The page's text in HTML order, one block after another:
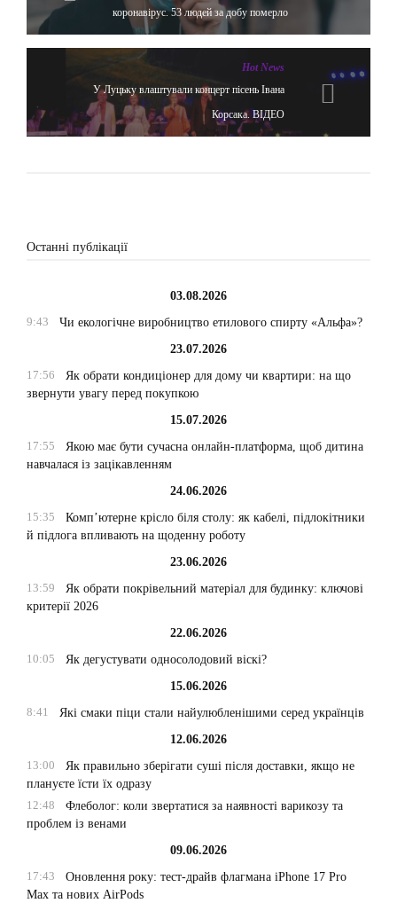
коронавірус. 53 людей за добу померло
Hot News
У Луцьку влаштували концерт пісень Івана
Корсака. ВІДЕО
Останні публікації
03.08.2026
9:43
Чи екологічне виробництво етилового спирту «Альфа»?
23.07.2026
17:56
Як обрати кондиціонер для дому чи квартири: на що
звернути увагу перед покупкою
15.07.2026
17:55
Якою має бути сучасна онлайн-платформа, щоб дитина
навчалася із зацікавленням
24.06.2026
15:35
Комп’ютерне крісло біля столу: як кабелі, підлокітники
й підлога впливають на щоденну роботу
23.06.2026
13:59
Як обрати покрівельний матеріал для будинку: ключові
критерії 2026
22.06.2026
10:05
Як дегустувати односолодовий віскі?
15.06.2026
8:41
Які смаки піци стали найулюбленішими серед українців
12.06.2026
13:00
Як правильно зберігати суші після доставки, якщо не
плануєте їсти їх одразу
12:48
Флеболог: коли звертатися за наявності варикозу та
проблем із венами
09.06.2026
17:43
Оновлення року: тест-драйв флагмана iPhone 17 Pro
Max та нових AirPods